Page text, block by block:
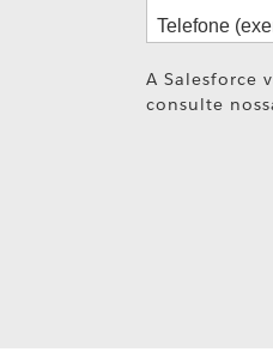
A Salesforce
consulte